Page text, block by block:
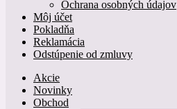
Ochrana osobných údajov
Môj účet
Pokladňa
Reklamácia
Odstúpenie od zmluvy
Akcie
Novinky
Obchod